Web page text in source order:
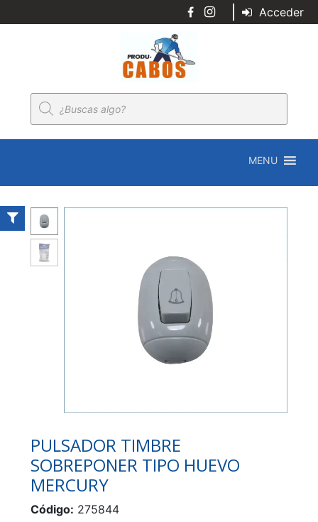
Acceder
Búsqueda
de
productos
MENU
PULSADOR TIMBRE
SOBREPONER TIPO HUEVO
MERCURY
Código: 275844